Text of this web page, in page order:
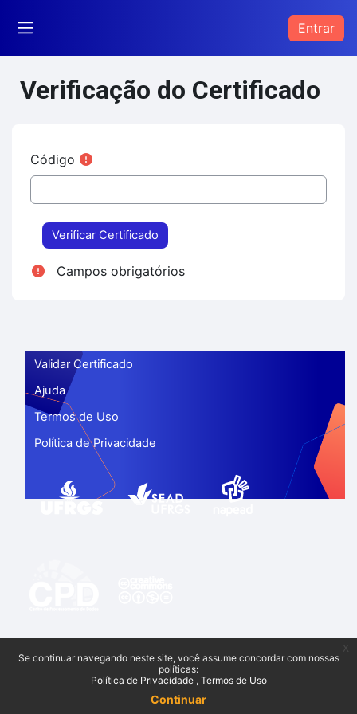
Se continuar navegando neste site, você assume concordar com nossas
políticas:
Política de Privacidade Termos de Uso
Continuar
Entrar
Verificação do Certificado
Código
Campos obrigatórios
Validar Certificado
Ajuda
Termos de Uso
Política de Privacidade